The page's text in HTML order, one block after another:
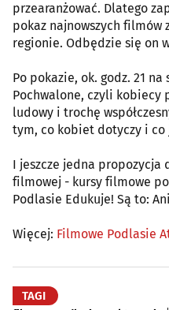
przearanżować. Dlatego
pokaz najnowszych filmów
regionie. Odbędzie się on
Po pokazie, ok. godz. 21
Pochwalone, czyli kobiecy
ludowy i trochę
tym, co kobiet dotyczy i co
I jeszcze jedna propozycja
filmowej - kursy filmowe
Podlasie Edukuje! Są to:
Więcej: Filmowe Podlasie
TAGI